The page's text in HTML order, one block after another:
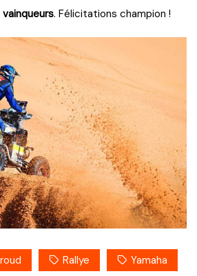
. Félicitations champion !
Rallye Yamaha